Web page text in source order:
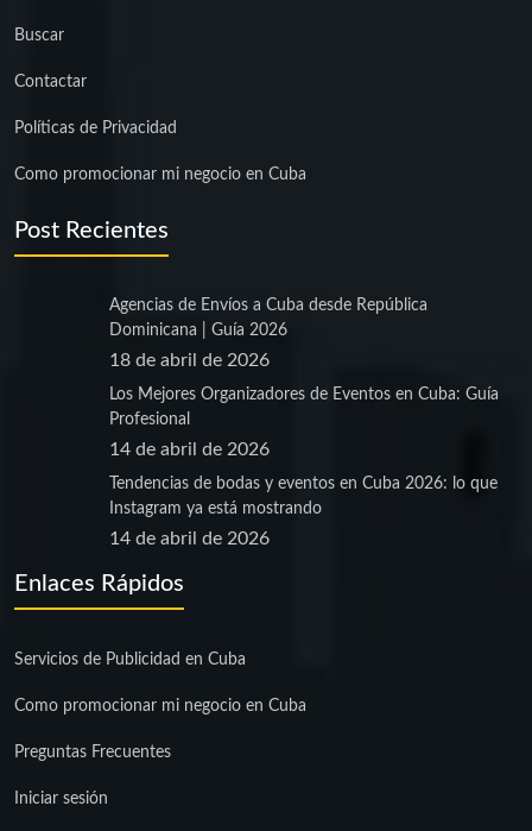
Buscar
Contactar
Políticas de Privacidad
Como promocionar mi negocio en Cuba
Post Recientes
Agencias de Envíos a Cuba desde República
Dominicana | Guía 2026
18 de abril de 2026
Los Mejores Organizadores de Eventos en Cuba: Guía
Profesional
14 de abril de 2026
Tendencias de bodas y eventos en Cuba 2026: lo que
Instagram ya está mostrando
14 de abril de 2026
Enlaces Rápidos
Servicios de Publicidad en Cuba
Como promocionar mi negocio en Cuba
Preguntas Frecuentes
Iniciar sesión